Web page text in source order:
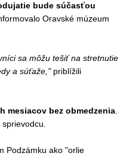
bude súčasťou
Oravské múzeum
sa môžu tešiť na stretnutie
a súťaže," priblížili
mesiacov bez obmedzenia.
Podzámku ako "orlie